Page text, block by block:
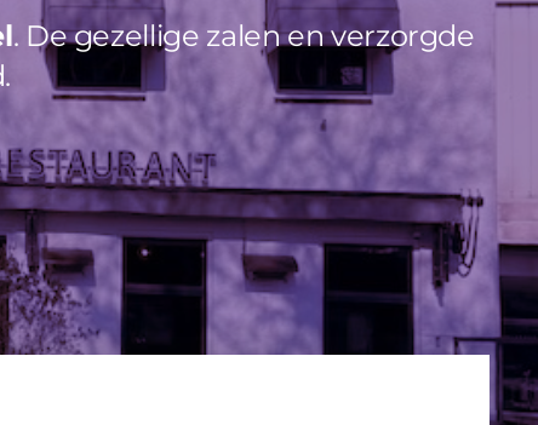
. De gezellige zalen en verzorgde